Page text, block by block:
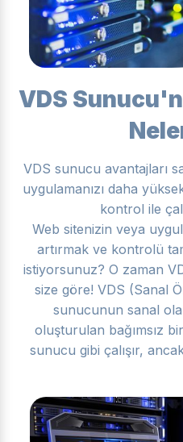
VDS
VDS sunucu avantajları
uygulamanızı daha
kontrol ile
Web sitenizin veya
artırmak ve kontrolü
istiyorsunuz? O zaman
size göre! VDS (Sanal
sunucunun sanal
oluşturulan bağımsız
sunucu gibi çalışır,